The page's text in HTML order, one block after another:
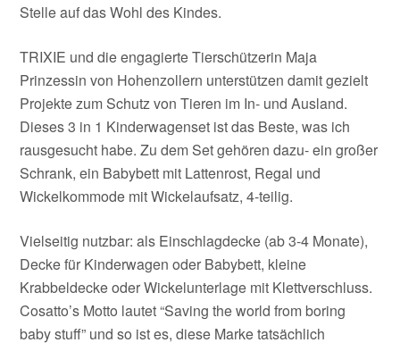
Stelle auf das Wohl des Kindes.
TRIXIE und die engagierte Tierschützerin Maja
Prinzessin von Hohenzollern unterstützen damit gezielt
Projekte zum Schutz von Tieren im In- und Ausland.
Dieses 3 in 1 Kinderwagenset ist das Beste, was ich
rausgesucht habe. Zu dem Set gehören dazu- ein großer
Schrank, ein Babybett mit Lattenrost, Regal und
Wickelkommode mit Wickelaufsatz, 4-teilig.
Vielseitig nutzbar: als Einschlagdecke (ab 3-4 Monate),
Decke für Kinderwagen oder Babybett, kleine
Krabbeldecke oder Wickelunterlage mit Klettverschluss.
Cosatto’s Motto lautet “Saving the world from boring
baby stuff” und so ist es, diese Marke tatsächlich